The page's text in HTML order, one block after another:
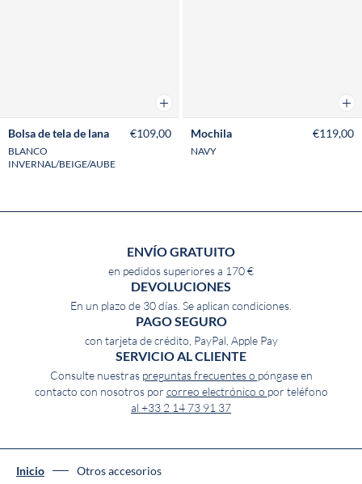
Añadir a la cesta
Bolsa de tela de lana
BLANCO
INVERNAL/BEIGE/AUBE
€109,00 Mochila
NAVY
€119,00
ENVÍO GRATUITO
en pedidos superiores a 170 €
DEVOLUCIONES
En un plazo de 30 días. Se aplican condiciones.
PAGO SEGURO
con tarjeta de crédito, PayPal, Apple Pay
SERVICIO AL CLIENTE
Consulte nuestras preguntas frecuentes o póngase en
contacto con nosotros por correo electrónico o por teléfono
al +33 2 14 73 91 37
Inicio Otros accesorios